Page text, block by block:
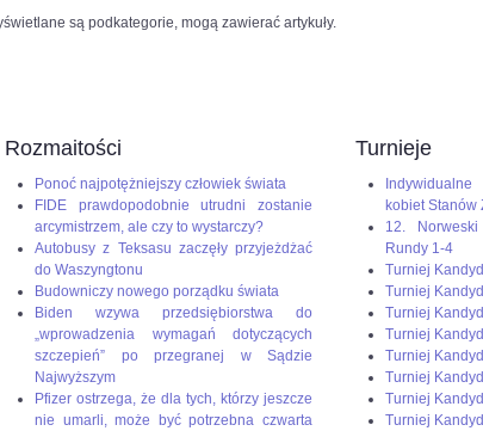
są podkategorie, mogą zawierać artykuły.
Rozmaitości
Ponoć najpotężniejszy człowiek świata
FIDE prawdopodobnie utrudni zostanie
arcymistrzem, ale czy to wystarczy?
Autobusy z Teksasu zaczęły przyjeżdżać
do Waszyngtonu
Budowniczy nowego porządku świata
Biden wzywa przedsiębiorstwa do
„wprowadzenia wymagań dotyczących
szczepień” po przegranej w Sądzie
Najwyższym
Pfizer ostrzega, że dla tych, którzy jeszcze
nie umarli, może być potrzebna czwarta
Turnieje
kobiet Stanów
12.
Rundy 1-4
Turniej
Turniej
Turniej
Turniej
Turniej
Turniej
Turniej
Turniej